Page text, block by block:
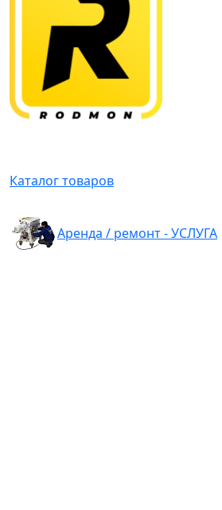
Каталог товаров
Аренда / ремонт - УСЛУГА